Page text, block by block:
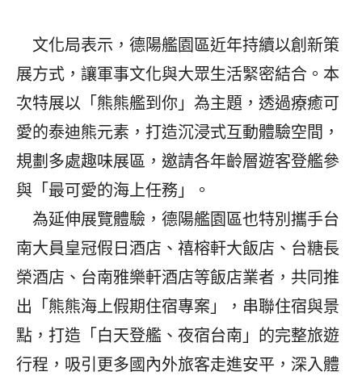
文化局表示，德陽艦園區近年持續以創新策
展方式，讓軍事文化與大眾生活緊密結合。本
次特展以「熊熊艦到你」為主題，透過療癒可
愛的泰迪熊元素，打造沉浸式互動體驗空間，
規劃多處趣味展區，邀請各年齡層遊客登艦參
與「最可愛的海上任務」。
為延伸展覽體驗，德陽艦園區也特別攜手台
南大員皇冠假日酒店、禧榕軒大飯店、台糖長
榮酒店、台南雅樂軒酒店等飯店業者，共同推
出「熊熊海上假期住宿專案」，串聯住宿與景
點，打造「白天登艦、夜宿台南」的完整旅遊
行程，吸引更多國內外旅客走進安平，深入體